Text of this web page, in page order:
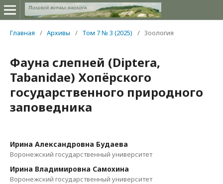
Главная / Архивы / Том 7 № 3 (2025) / Зоология
Фауна слепней (Diptera,
Tabanidae) Хопёрского
государственного природного
заповедника
Ирина Александровна Будаева
Воронежский государственный университет
Ирина Владимировна Самохина
Воронежский государственный университет